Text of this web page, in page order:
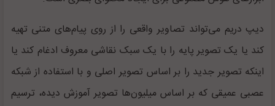
دیپ دریم می‌تواند تصاویر واقعی را از روی پیام‌های متنی تهیه
کند یا یک تصویر پایه را با یک سبک نقاشی معروف ادغام کند یا
اینکه تصویر جدید را بر اساس تصویر اصلی و با استفاده از شبکه
عصبی عمیقی که بر اساس میلیون‌ها تصویر آموزش دیده، ترسیم